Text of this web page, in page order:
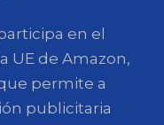
en el
UE de Amazon,
permite a
publicitaria